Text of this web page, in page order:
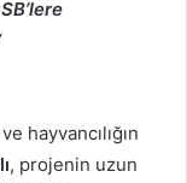
hayvancılığın
, projenin uzun